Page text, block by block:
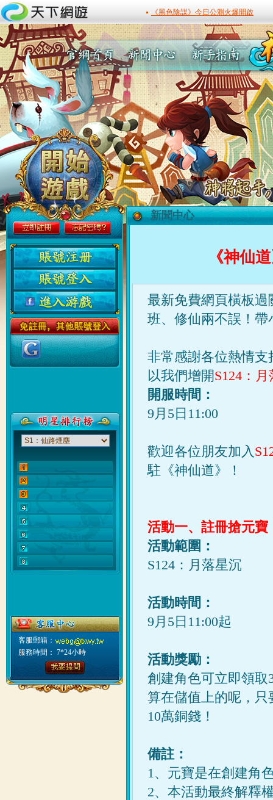
客服郵箱：
服務時間： 7*24小時
新聞中心
《神仙
最新免費網頁橫板過
班、修仙兩不誤！
非常感謝各位熱情支
以我們增開S124：
開服時間：
9月5日11:00
歡迎各位朋友加入
駐《神仙道》！
活動一、註冊搶元寶
活動範圍：
S124：月落星沉
活動時間：
9月5日11:00起
活動獎勵：
創建角色可立即領取
算在儲值上的呢，只
10萬銅錢！
備註：
1、元寶是在創建角
2、本活動最終解釋